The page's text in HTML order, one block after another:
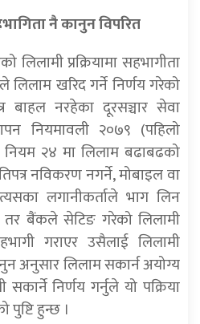
नै कानुन विपरित
लिलामी प्रक्रियामा सहभागीता
खरिद गर्ने निर्णय गरेको
बाहल नरहेका दूरसञ्चार सेवा
नियमावली २०७९ (पहिलो
२४ मा लिलाम बढाबढको
नविकरण नगर्ने, मोबाइल वा
लगानीकर्ताले भाग लिन
तर बैंकले सेटिङ गरेको लिलामी
गराएर उसैलाई लिलामी
अनुसार लिलाम सकार्न अयोग्य
निर्णय गर्नुले यो पक्रिया
हुन्छ ।